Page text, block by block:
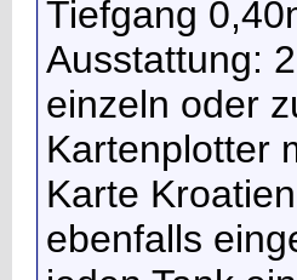
Tiefgang
Ausstattung:
einzeln oder
Kartenplotter
Karte
ebenfalls